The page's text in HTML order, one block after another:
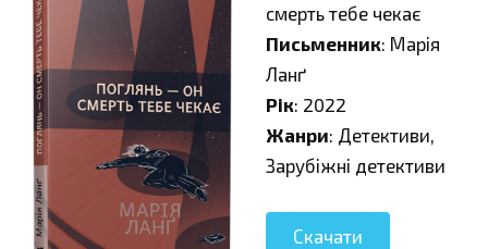
смерть тебе чекає
Письменник: Марія
Ланґ
Рік: 2022
Жанри: Детективи,
Зарубіжні детективи
Скачати